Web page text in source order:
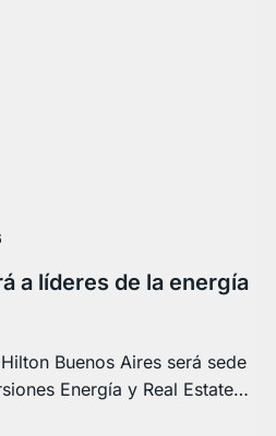
a líderes de la energía
Buenos Aires será sede
Energía y Real Estate…